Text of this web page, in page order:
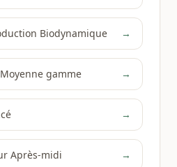
Biodynamique →
gamme →
→
Après-midi →